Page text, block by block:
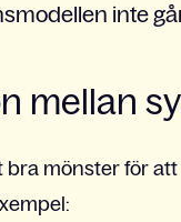
inte
mellan
mönster för